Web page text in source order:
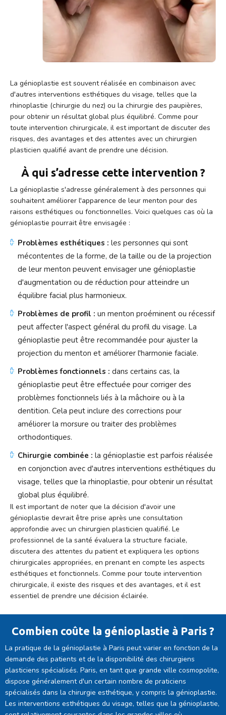
La génioplastie est souvent réalisée en combinaison avec
d'autres interventions esthétiques du visage, telles que la
rhinoplastie (chirurgie du nez) ou la chirurgie des paupières,
pour obtenir un résultat global plus équilibré. Comme pour
toute intervention chirurgicale, il est important de discuter des
risques, des avantages et des attentes avec un chirurgien
plasticien qualifié avant de prendre une décision.
À qui s’adresse cette intervention ?
La génioplastie s'adresse généralement à des personnes qui
souhaitent améliorer l'apparence de leur menton pour des
raisons esthétiques ou fonctionnelles. Voici quelques cas où la
génioplastie pourrait être envisagée :
Problèmes esthétiques : les personnes qui sont
mécontentes de la forme, de la taille ou de la projection
de leur menton peuvent envisager une génioplastie
d'augmentation ou de réduction pour atteindre un
équilibre facial plus harmonieux.
Problèmes de profil : un menton proéminent ou récessif
peut affecter l'aspect général du profil du visage. La
génioplastie peut être recommandée pour ajuster la
projection du menton et améliorer l'harmonie faciale.
Problèmes fonctionnels : dans certains cas, la
génioplastie peut être effectuée pour corriger des
problèmes fonctionnels liés à la mâchoire ou à la
dentition. Cela peut inclure des corrections pour
améliorer la morsure ou traiter des problèmes
orthodontiques.
Chirurgie combinée : la génioplastie est parfois réalisée
en conjonction avec d'autres interventions esthétiques du
visage, telles que la rhinoplastie, pour obtenir un résultat
global plus équilibré.
Il est important de noter que la décision d'avoir une
génioplastie devrait être prise après une consultation
approfondie avec un chirurgien plasticien qualifié. Le
professionnel de la santé évaluera la structure faciale,
discutera des attentes du patient et expliquera les options
chirurgicales appropriées, en prenant en compte les aspects
esthétiques et fonctionnels. Comme pour toute intervention
chirurgicale, il existe des risques et des avantages, et il est
essentiel de prendre une décision éclairée.
Combien coûte la génioplastie à Paris ?
La pratique de la génioplastie à Paris peut varier en fonction de la
demande des patients et de la disponibilité des chirurgiens
plasticiens spécialisés. Paris, en tant que grande ville cosmopolite,
dispose généralement d'un certain nombre de praticiens
spécialisés dans la chirurgie esthétique, y compris la génioplastie.
Les interventions esthétiques du visage, telles que la génioplastie,